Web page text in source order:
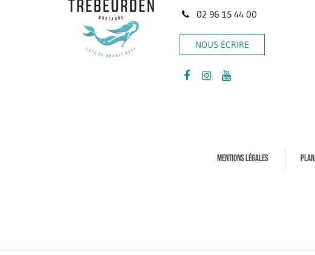
02 96 15 44 00
NOUS ÉCRIRE
LienLienLien
MENTIONS LÉGALES